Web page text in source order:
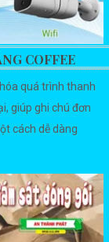
COFFEE
quá trình thanh
giúp ghi chú đơn
cách dễ dàng